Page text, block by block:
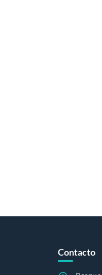
Contacto